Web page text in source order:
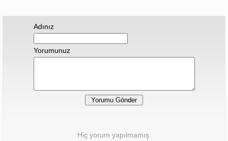
Adınız
Yorumunuz
Hiç yorum yapılmamış.